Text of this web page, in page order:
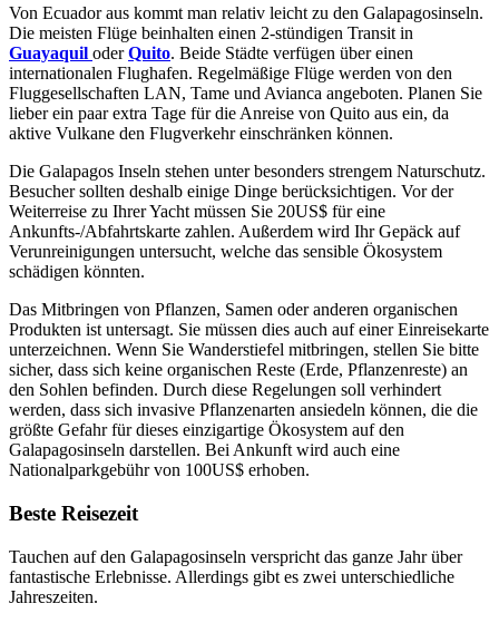
Von Ecuador aus kommt man relativ leicht zu den Galapagosinseln.
Die meisten Flüge beinhalten einen 2-stündigen Transit in
Guayaquil oderQuito. Beide Städte verfügen über einen
internationalen Flughafen. Regelmäßige Flüge werden von den
Fluggesellschaften LAN, Tame und Avianca angeboten. Planen Sie
lieber ein paar extra Tage für die Anreise von Quito aus ein, da
aktive Vulkane den Flugverkehr einschränken können.
Die Galapagos Inseln stehen unter besonders strengem Naturschutz.
Besucher sollten deshalb einige Dinge berücksichtigen. Vor der
Weiterreise zu Ihrer Yacht müssen Sie 20US$ für eine
Ankunfts-/Abfahrtskarte zahlen. Außerdem wird Ihr Gepäck auf
Verunreinigungen untersucht, welche das sensible Ökosystem
schädigen könnten.
Das Mitbringen von Pflanzen, Samen oder anderen organischen
Produkten ist untersagt. Sie müssen dies auch auf einer Einreisekarte
unterzeichnen. Wenn Sie Wanderstiefel mitbringen, stellen Sie bitte
sicher, dass sich keine organischen Reste (Erde, Pflanzenreste) an
den Sohlen befinden. Durch diese Regelungen soll verhindert
werden, dass sich invasive Pflanzenarten ansiedeln können, die die
größte Gefahr für dieses einzigartige Ökosystem auf den
Galapagosinseln darstellen. Bei Ankunft wird auch eine
Nationalparkgebühr von 100US$ erhoben.
Beste Reisezeit
Tauchen auf den Galapagosinseln verspricht das ganze Jahr über
fantastische Erlebnisse. Allerdings gibt es zwei unterschiedliche
Jahreszeiten.